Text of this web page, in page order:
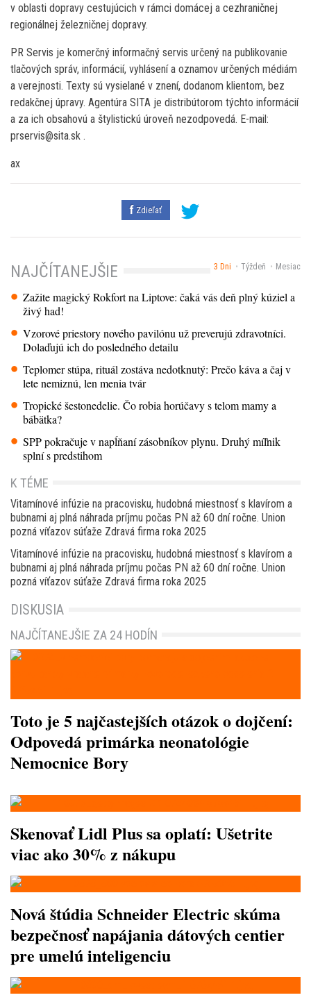
v oblasti dopravy cestujúcich v rámci domácej a cezhraničnej
regionálnej železničnej dopravy.
PR Servis je komerčný informačný servis určený na publikovanie
tlačových správ, informácií, vyhlásení a oznamov určených médiám
a verejnosti. Texty sú vysielané v znení, dodanom klientom, bez
redakčnej úpravy. Agentúra SITA je distribútorom týchto informácií
a za ich obsahovú a štylistickú úroveň nezodpovedá. E-mail:
prservis@sita.sk .
ax
Zdieľať
3 Dni Týždeň Mesiac
NAJČÍTANEJŠIE
Zažite magický Rokfort na Liptove: čaká vás deň plný kúziel a
živý had!
Vzorové priestory nového pavilónu už preverujú zdravotníci.
Dolaďujú ich do posledného detailu
Teplomer stúpa, rituál zostáva nedotknutý: Prečo káva a čaj v
lete nemiznú, len menia tvár
Tropické šestonedelie. Čo robia horúčavy s telom mamy a
bábätka?
SPP pokračuje v napĺňaní zásobníkov plynu. Druhý míľnik
splní s predstihom
K TÉME
Vitamínové infúzie na pracovisku, hudobná miestnosť s klavírom a
bubnami aj plná náhrada príjmu počas PN až 60 dní ročne. Union
pozná víťazov súťaže Zdravá firma roka 2025
Vitamínové infúzie na pracovisku, hudobná miestnosť s klavírom a
bubnami aj plná náhrada príjmu počas PN až 60 dní ročne. Union
pozná víťazov súťaže Zdravá firma roka 2025
DISKUSIA
NAJČÍTANEJŠIE ZA 24 HODÍN
Toto je 5 najčastejších otázok o dojčení:
Odpovedá primárka neonatológie
Nemocnice Bory
Skenovať Lidl Plus sa oplatí: Ušetrite
viac ako 30% z nákupu
Nová štúdia Schneider Electric skúma
bezpečnosť napájania dátových centier
pre umelú inteligenciu